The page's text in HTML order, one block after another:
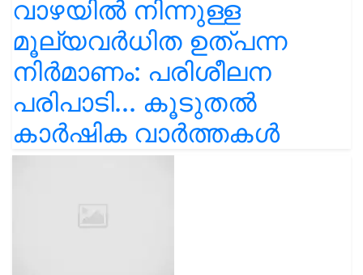
വാഴയിൽ നിന്നുള്ള
മൂല്യവർധിത ഉത്പന്ന
നിർമാണം: പരിശീലന
പരിപാടി... കൂടുതൽ
കാർഷിക വാർത്തകൾ